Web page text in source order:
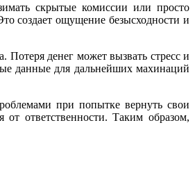
скрытые комиссии или просто
создает ощущение безысходности и
Потеря денег может вызвать стресс и
данные для дальнейших махинаций
при попытке вернуть свои
ответственности. Таким образом,